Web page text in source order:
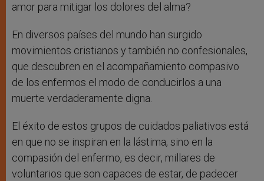
amor para mitigar los dolores del alma?
En diversos países del mundo han surgido
movimientos cristianos y también no confesionales,
que descubren en el acompañamiento compasivo
de los enfermos el modo de conducirlos a una
muerte verdaderamente digna.
El éxito de estos grupos de cuidados paliativos está
en que no se inspiran en la lástima, sino en la
compasión del enfermo, es decir, millares de
voluntarios que son capaces de estar, de padecer